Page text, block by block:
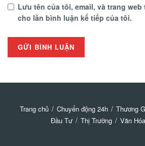
Lưu tên của tôi, email, và trang
cho lần bình luận kế tiếp của tôi.
Trang chủ Chuyển động 24h Thương
Đầu Tư
Thị Trường Văn Hóa